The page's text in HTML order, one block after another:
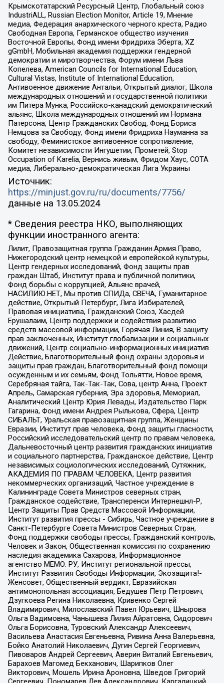
Крымскотатарский Ресурсный Центр, Глобальный союз
IndustriALL, Russian Election Monitor, Article 19, Мнение
медиа, Федерация анархического черного креста, Радио
Свободная Европа, Германское общество изучения
Восточной Европы, Фонд имени Фридриха Эберта, XZ
gGmbH, Мобильная академия поддержки гендерной
демократии и миротворчества, Форум имени Льва
Копелева, American Councils for International Education,
Cultural Vistas, Institute of International Education,
Антивоенное движение Антальи, Открытый диалог, Школа
международных отношений и государственной политики
им Питера Мунка, Российско-канадский демократический
альянс, Школа международных отношений им Нормана
Патерсона, Центр Гражданских Свобод, Фонд Бориса
Немцова за Свободу, Фонд имени Фридриха Науманна за
свободу, Феминистское антивоенное сопротивление,
Комитет независимости Ингушетии, Прометей, Stop
Occupation of Karelia, Вернись живым, Фридом Хаус, СОТА
медиа, Либерально-демократическая Лига Украины
Источник:
https://minjust.gov.ru/ru/documents/7756/
данные на 13.05.2024
* Сведения реестра НКО, выполняющих
функции иностранного агента:
Лилит, Правозащитная группа Гражданин.Армия.Право,
Нижегородский центр немецкой и европейской культуры,
Центр гендерных исследований, Фонд защиты прав
граждан Штаб, Институт права и публичной политики,
Фонд борьбы с коррупцией, Альянс врачей,
НАСИЛИЮ.НЕТ, Мы против СПИДа, СВЕЧА, Гуманитарное
действие, Открытый Петербург, Лига Избирателей,
Правовая инициатива, Гражданский Союз, Хасдей
Ерушалаим, Центр поддержки и содействия развитию
средств массовой информации, Горячая Линия, В защиту
прав заключенных, Институт глобализации и социальных
движений, Центр социально-информационных инициатив
Действие, Благотворительный фонд охраны здоровья и
защиты прав граждан, Благотворительный фонд помощи
осужденным и их семьям, Фонд Тольятти, Новое время,
Серебряная тайга, Так-Так-Так, Сова, центр Анна, Проект
Апрель, Самарская губерния, Эра здоровья, Мемориал,
Аналитический Центр Юрия Левады, Издательство Парк
Гагарина, Фонд имени Андрея Рылькова, Сфера, Центр
СИБАЛЬТ, Уральская правозащитная группа, Женщины
Евразии, Институт прав человека, Фонд защиты гласности,
Российский исследовательский центр по правам человека,
Дальневосточный центр развития гражданских инициатив
и социального партнерства, Гражданское действие, Центр
независимых социологических исследований, Сутяжник,
АКАДЕМИЯ ПО ПРАВАМ ЧЕЛОВЕКА, Центр развития
некоммерческих организаций, Частное учреждение в
Калининграде Совета Министров северных стран,
Гражданское содействие, Трансперенси Интернешнл-Р,
Центр Защиты Прав Средств Массовой Информации,
Институт развития прессы - Сибирь, Частное учреждение в
Санкт-Петербурге Совета Министров Северных Стран,
Фонд поддержки свободы прессы, Гражданский контроль,
Человек и Закон, Общественная комиссия по сохранению
наследия академика Сахарова, Информационное
агентство МЕМО. РУ, Институт региональной прессы,
Институт Развития Свободы Информации, Экозащита!-
Женсовет, Общественный вердикт, Евразийская
антимонопольная ассоциация, Бедушев Петр Петрович,
Дзугкоева Регина Николаевна, Кривенко Сергей
Владимирович, Милославский Павел Юрьевич, Шнырова
Ольга Вадимовна, Чанышева Лилия Айратовна, Сидорович
Ольга Борисовна, Туровский Александр Алексеевич,
Васильева Анастасия Евгеньевна, Ривина Анна Валерьевна,
Бойко Анатолий Николаевич, Дугин Сергей Георгиевич,
Пивоваров Андрей Сергеевич, Аверин Виталий Евгеньевич,
Барахоев Магомед Бекханович, Шарипков Олег
Викторович, Мошель Ирина Ароновна, Шведов Григорий